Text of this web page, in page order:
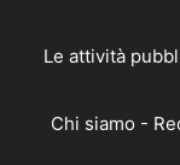
Le attività
Chi siamo -